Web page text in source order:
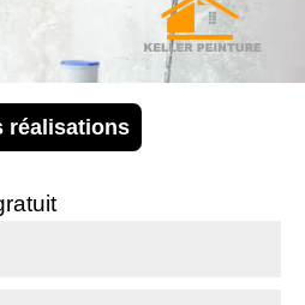
réalisations